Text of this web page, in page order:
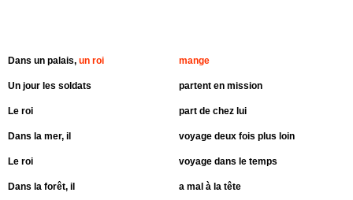
Dans un palais, un roi
Un jour les soldats
Le roi
Dans la mer, il
Le roi
Dans la forêt, il
mange
partent en mission
part de chez lui
voyage deux fois plus loin
voyage dans le temps
a mal à la tête